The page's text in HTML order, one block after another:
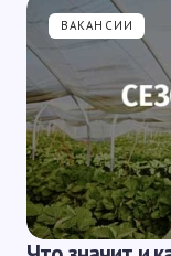
ВАКАНСИИ